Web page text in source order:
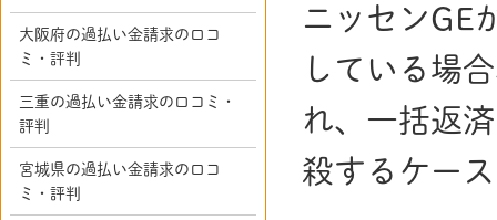
ニッセンGE
している場
れ、一括返
殺するケー
大阪府の過払い金請求の口コ
ミ・評判
三重の過払い金請求の口コミ・
評判
宮城県の過払い金請求の口コ
ミ・評判